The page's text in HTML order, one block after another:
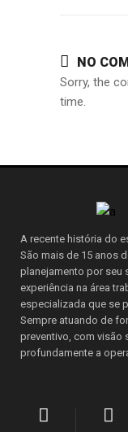
NO
Sorry, the
time.
A recente história do
São mais de 15 anos
planejamento por seu
experiência na área
especializada que se
Sempre atuando de
preventivo, com visão
profundamente a